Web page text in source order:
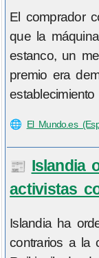
El comprador
que la
estanco, un
premio era
establecimiento
🌐 El Mundo.es
📰 Islandia
activistas
Islandia ha
contrarios a la